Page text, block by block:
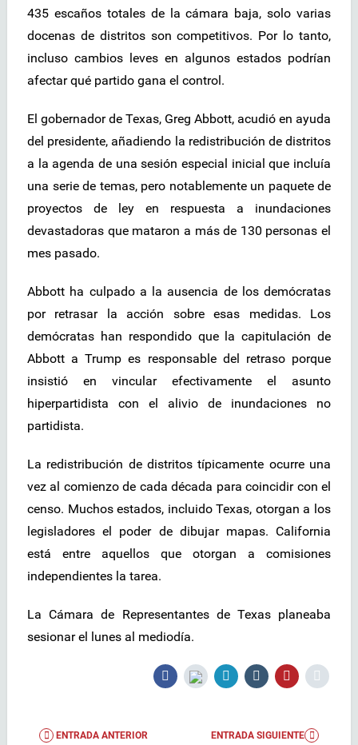
435 escaños totales de la cámara baja, solo varias
docenas de distritos son competitivos. Por lo tanto,
incluso cambios leves en algunos estados podrían
afectar qué partido gana el control.
El gobernador de Texas, Greg Abbott, acudió en ayuda
del presidente, añadiendo la redistribución de distritos
a la agenda de una sesión especial inicial que incluía
una serie de temas, pero notablemente un paquete de
proyectos de ley en respuesta a inundaciones
devastadoras que mataron a más de 130 personas el
mes pasado.
Abbott ha culpado a la ausencia de los demócratas
por retrasar la acción sobre esas medidas. Los
demócratas han respondido que la capitulación de
Abbott a Trump es responsable del retraso porque
insistió en vincular efectivamente el asunto
hiperpartidista con el alivio de inundaciones no
partidista.
La redistribución de distritos típicamente ocurre una
vez al comienzo de cada década para coincidir con el
censo. Muchos estados, incluido Texas, otorgan a los
legisladores el poder de dibujar mapas. California
está entre aquellos que otorgan a comisiones
independientes la tarea.
La Cámara de Representantes de Texas planeaba
sesionar el lunes al mediodía.
ENTRADA ANTERIOR ENTRADA SIGUIENTE